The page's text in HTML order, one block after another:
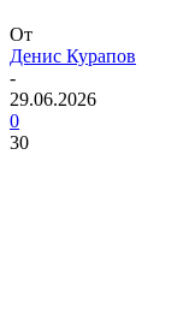
От
Денис Курапов
-
29.06.2026
0
30